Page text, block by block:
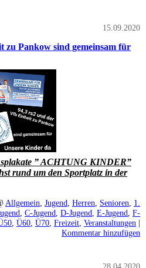
15.09.2020
zu Pankow sind gemeinsam für
” ACHTUNG KINDER”
rund um den Sportplatz in der
Allgemein Jugend Herren Senioren
1.
C-Jugend D-Jugend E-Jugend F-
Ü60 Ü70 Freizeit Veranstaltungen |
Kommentar hinzufügen
28.04.2020